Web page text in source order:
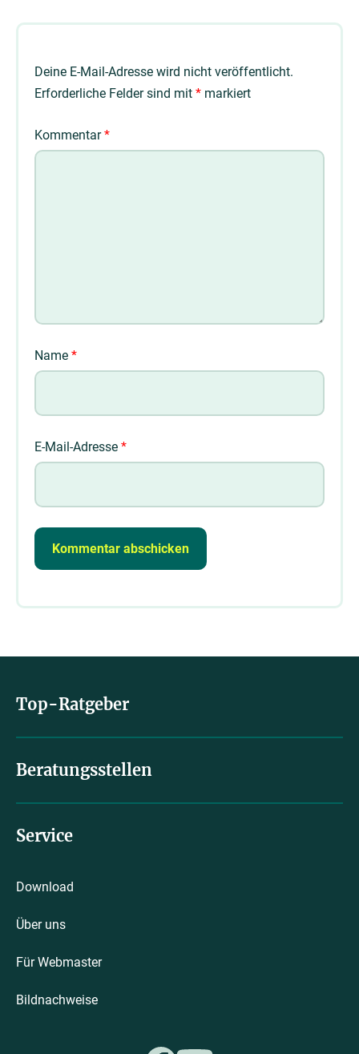
Deine E-Mail-Adresse wird nicht veröffentlicht.
Erforderliche Felder sind mit * markiert
Kommentar*
Name *
E-Mail-Adresse *
Top-Ratgeber
Beratungsstellen
Service
Download
Über uns
Für Webmaster
Bildnachweise